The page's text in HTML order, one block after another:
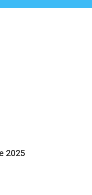
2025